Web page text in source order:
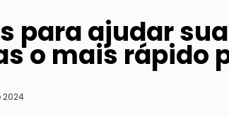
para ajudar
o mais rápido
2024